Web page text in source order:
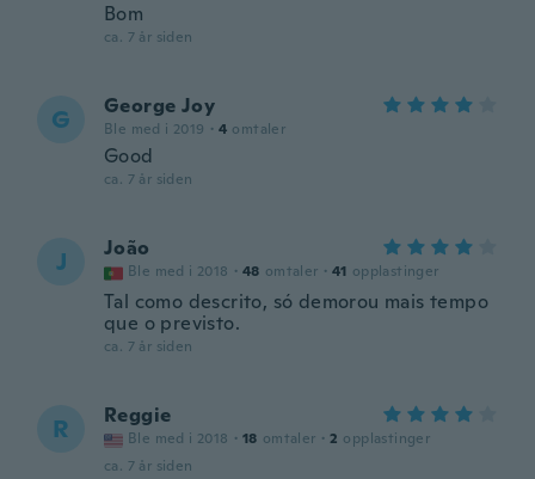
Bom
ca. 7 år siden
G George Joy
Ble med i 2019 · 4 omtaler
Good
ca. 7 år siden
J João
Ble med i 2018 · 48 omtaler · 41 opplastinger
Tal como descrito, só demorou mais tempo
que o previsto.
ca. 7 år siden
R Reggie
Ble med i 2018 · 18 omtaler · 2 opplastinger
ca. 7 år siden